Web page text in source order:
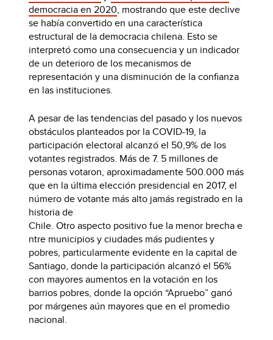
democracia en 2020, mostrando que este declive
se había convertido en una característica
estructural de la democracia chilena. Esto se
interpretó como una consecuencia y un indicador
de un deterioro de los mecanismos de
representación y una disminución de la confianza
en las instituciones.
A pesar de las tendencias del pasado y los nuevos
obstáculos planteados por la COVID-19, la
participación electoral alcanzó el 50,9% de los
votantes registrados. Más de 7. 5 millones de
personas votaron, aproximadamente 500.000 más
que en la última elección presidencial en 2017, el
número de votante más alto jamás registrado en la
historia de
Chile. Otro aspecto positivo fue la menor brecha e
ntre municipios y ciudades más pudientes y
pobres, particularmente evidente en la capital de
Santiago, donde la participación alcanzó el 56%
con mayores aumentos en la votación en los
barrios pobres, donde la opción “Apruebo” ganó
por márgenes aún mayores que en el promedio
nacional.